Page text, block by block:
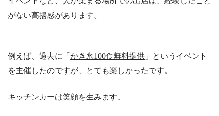
がない高揚感があります。
例えば、過去に「 かき氷100食無料提供 」というイベント
を主催したのですが、とても楽しかったです。
キッチンカーは笑顔を生みます。